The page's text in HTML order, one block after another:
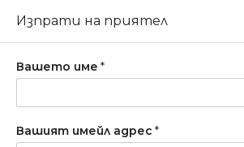
Изпрати на приятел
Вашето име *
Вашият имейл адрес *